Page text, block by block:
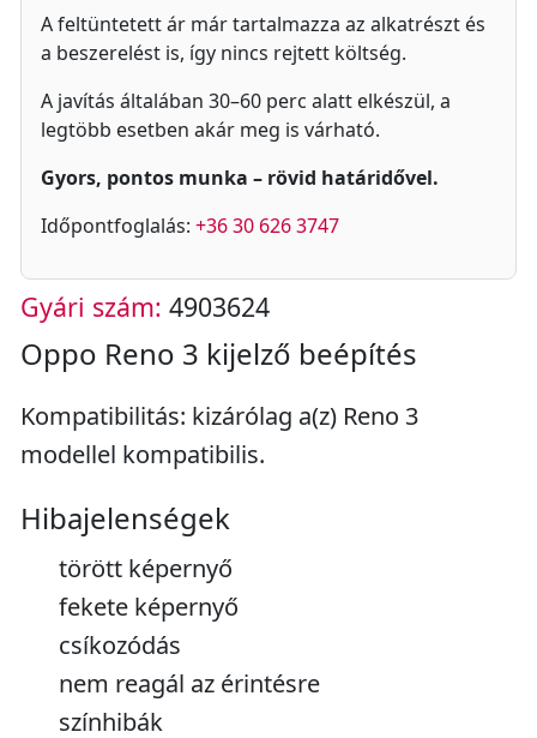
A feltüntetett ár már tartalmazza az alkatrészt és
a beszerelést is, így nincs rejtett költség.
A javítás általában 30–60 perc alatt elkészül, a
legtöbb esetben akár meg is várható.
Gyors, pontos munka – rövid határidővel.
Időpontfoglalás: +36 30 626 3747
Gyári szám: 4903624
Oppo Reno 3 kijelző beépítés
Kompatibilitás: kizárólag a(z) Reno 3
modellel kompatibilis.
Hibajelenségek
törött képernyő
fekete képernyő
csíkozódás
nem reagál az érintésre
színhibák